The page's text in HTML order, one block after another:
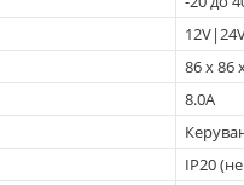
86 х 86
8.0А
IP20